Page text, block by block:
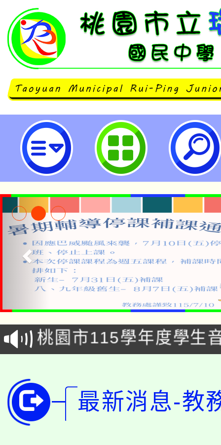
neilrpjhstyc網站設計者：徐嘉
「2026金融保險知識
車」活動
桃園市115學年度學生
生本土語及新住民語歌
公告本校115學年度第
代理(課)教師甄選結果(
公告本校115學年度第
代理(課)教師甄選結果(
轉知中國文化大學推廣
最新消息-教